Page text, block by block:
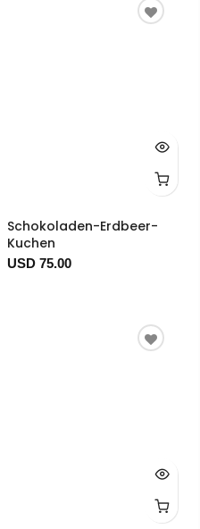
Schokoladen-Erdbeer-
Kuchen
USD 75.00